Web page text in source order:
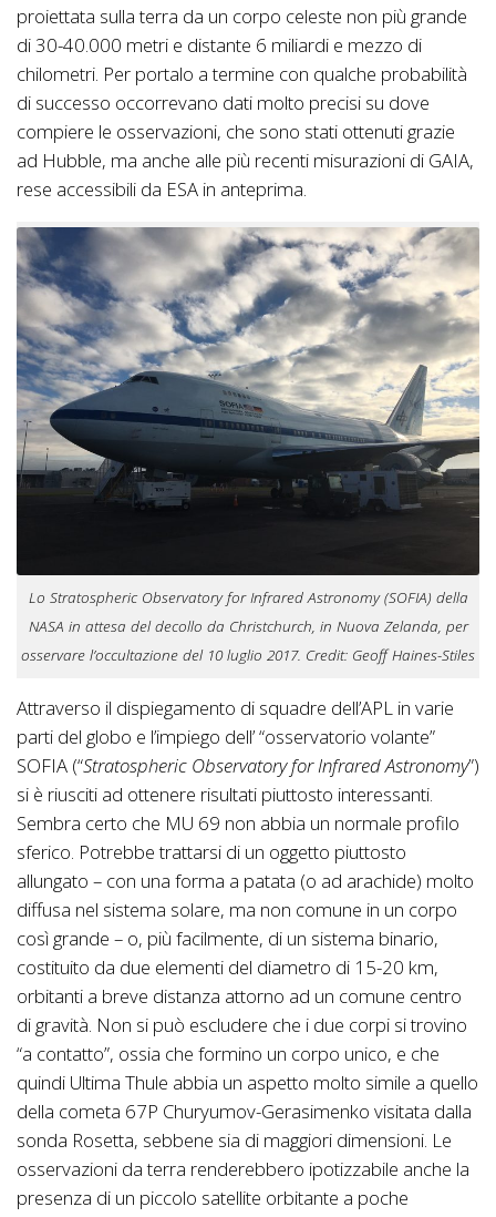
proiettata sulla terra da un corpo celeste non più grande
di 30-40.000 metri e distante 6 miliardi e mezzo di
chilometri. Per portalo a termine con qualche probabilità
di successo occorrevano dati molto precisi su dove
compiere le osservazioni, che sono stati ottenuti grazie
ad Hubble, ma anche alle più recenti misurazioni di GAIA,
rese accessibili da ESA in anteprima.
Lo Stratospheric Observatory for Infrared Astronomy (SOFIA) della
NASA in attesa del decollo da Christchurch, in Nuova Zelanda, per
osservare l’occultazione del 10 luglio 2017. Credit: Geoff Haines-Stiles
Attraverso il dispiegamento di squadre dell’APL in varie
parti del globo e l’impiego dell’ “osservatorio volante”
SOFIA (“Stratospheric Observatory for Infrared Astronomy”)
si è riusciti ad ottenere risultati piuttosto interessanti.
Sembra certo che MU 69 non abbia un normale profilo
sferico. Potrebbe trattarsi di un oggetto piuttosto
allungato – con una forma a patata (o ad arachide) molto
diffusa nel sistema solare, ma non comune in un corpo
così grande – o, più facilmente, di un sistema binario,
costituito da due elementi del diametro di 15-20 km,
orbitanti a breve distanza attorno ad un comune centro
di gravità. Non si può escludere che i due corpi si trovino
“a contatto”, ossia che formino un corpo unico, e che
quindi Ultima Thule abbia un aspetto molto simile a quello
della cometa 67P Churyumov-Gerasimenko visitata dalla
sonda Rosetta, sebbene sia di maggiori dimensioni. Le
osservazioni da terra renderebbero ipotizzabile anche la
presenza di un piccolo satellite orbitante a poche